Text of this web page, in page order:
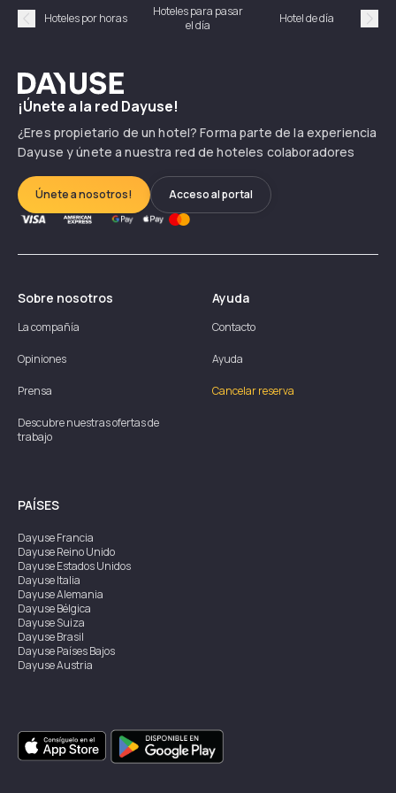
Précédent
Hoteles por horas
Hoteles para pasar
el día
Hotel de día
Dayuse
¡Únete a la red Dayuse!
¿Eres propietario de un hotel? Forma parte de la experiencia
Dayuse y únete a nuestra red de hoteles colaboradores
Únete a nosotros! Acceso al portal
Sobre nosotros
La compañía
Opiniones
Prensa
Descubre nuestras ofertas de
trabajo
Ayuda
Contacto
Ayuda
Cancelar reserva
PAÍSES
DayuseFrancia
DayuseReino Unido
DayuseEstados Unidos
DayuseItalia
DayuseAlemania
DayuseBélgica
DayuseSuiza
DayuseBrasil
DayusePaíses Bajos
DayuseAustria
DayuseSingapur
DayuseSuecia
DayuseTailandia